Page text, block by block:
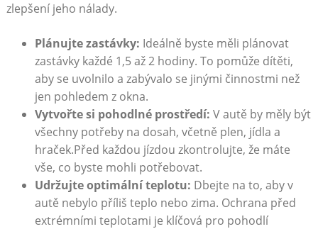
zlepšení jeho nálady.
Plánujte zastávky: Ideálně byste měli plánovat
zastávky každé 1,5 až 2 hodiny. To pomůže dítěti,
aby se uvolnilo a zabývalo se jinými činnostmi než
jen pohledem z okna.
Vytvořte si pohodlné prostředí: V autě by měly být
všechny potřeby na dosah, včetně plen, jídla a
hraček.Před každou jízdou zkontrolujte, že máte
vše, co byste mohli potřebovat.
Udržujte optimální teplotu: Dbejte na to, aby v
autě nebylo příliš teplo nebo zima. Ochrana před
extrémními teplotami je klíčová pro pohodlí